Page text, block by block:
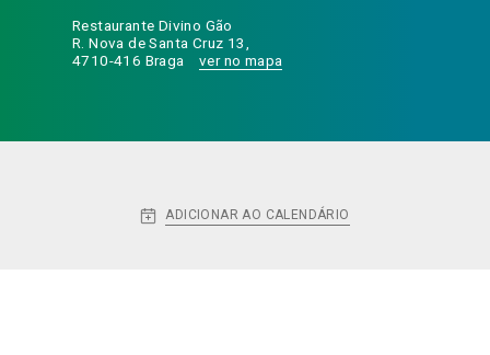
Restaurante Divino Gão
R. Nova de Santa Cruz 13,
4710-416 Braga
ver no mapa
ADICIONAR AO CALENDÁRIO